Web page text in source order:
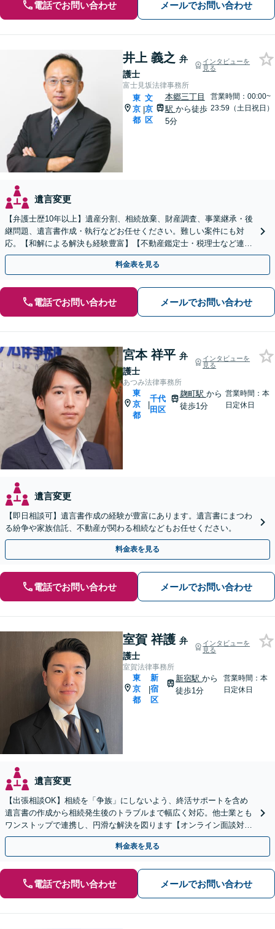
電話でお問い合わせ メールでお問い合わせ
井上 義之 弁
護士
インタビューを
見る
富士見坂法律事務所
東
京
都
|
文
京
区
本郷三丁目
駅 から徒歩
5分
営業時間：00:00~
23:59（土日祝日）
遺言変更
【弁護士歴10年以上】遺産分割、相続放棄、財産調査、事業継承・後
継問題、遺言書作成・執行などお任せください。難しい案件にも対
応。【和解による解決も経験豊富】【不動産鑑定士・税理士など連
携】【水道橋／本郷三丁目駅から5分】
料金表を見る
電話でお問い合わせ メールでお問い合わせ
宮本 祥平 弁
護士
インタビューを
見る
あつみ法律事務所
東
京
都
|
千代
田区
麹町駅 から
徒歩1分
営業時間：本
日定休日
遺言変更
【即日相談可】遺言書作成の経験が豊富にあります。遺言書にまつわ
る紛争や家族信託、不動産が関わる相続などもお任せください。
料金表を見る
電話でお問い合わせ メールでお問い合わせ
室賀 祥護 弁
護士
インタビューを
見る
室賀法律事務所
東
京
都
|
新
宿
区
新宿駅から
徒歩1分
営業時間：本
日定休日
遺言変更
【出張相談OK】相続を「争族」にしないよう、終活サポートを含め
遺言書の作成から相続発生後のトラブルまで幅広く対応。他士業とも
ワンストップで連携し、円滑な解決を図ります【オンライン面談対
応】【新宿駅1分】
料金表を見る
電話でお問い合わせ メールでお問い合わせ